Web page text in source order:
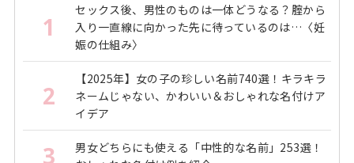
1
セックス後、男性のものは一体どうなる？腟から
入り一直線に向かった先に待っているのは…〈妊
娠の仕組み〉
2
【2025年】女の子の珍しい名前740選！キラキラ
ネームじゃない、かわいい＆おしゃれな名付けア
イデア
3
男女どちらにも使える「中性的な名前」253選！